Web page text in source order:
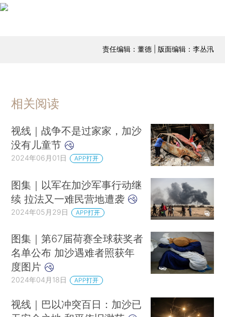
责任编辑：董德 | 版面编辑：李丛汛
相关阅读
视线｜战争不是过家家，加沙
没有儿童节
2024年06月01日 APP打开
图集｜以军在加沙军事行动继
续 拉法又一难民营地遭袭
2024年05月29日 APP打开
图集｜第67届荷赛全球获奖者
名单公布 加沙遇难者照获年
度图片
2024年04月18日 APP打开
视线｜巴以冲突百日：加沙已